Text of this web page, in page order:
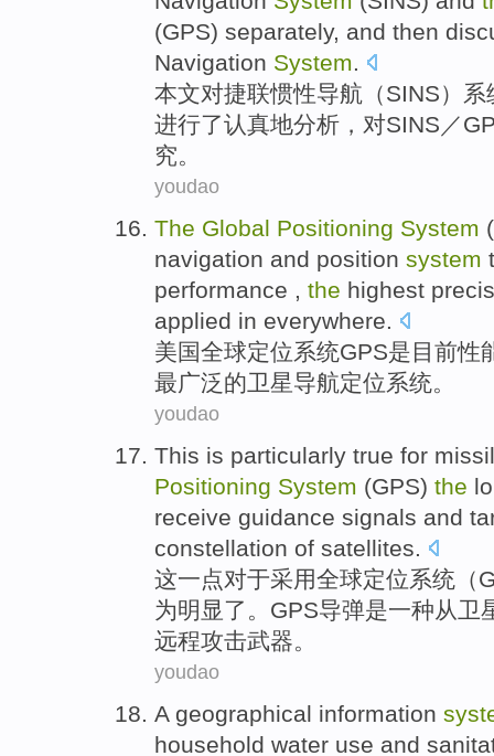
(GPS) separately, and then
Navigation System.
本文对捷联惯性导航 （SINS） 系
进行了认真地分析，对SINS／
究。
youdao
The Global Positioning System (
navigation and position system
performance , the highest
applied in everywhere.
美国全球定位系统GPS是目前性
最广泛的卫星导航定位系统。
youdao
This is particularly true for
Positioning System (GPS) the
receive guidance signals and
constellation of satellites.
这一点对于采用全球定位系统 （
为明显了。GPS导弹是一种从 卫
远程攻击武器。
youdao
A geographical information
household water use and